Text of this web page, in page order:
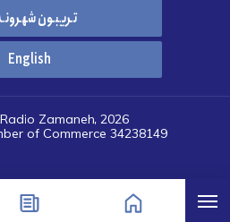
فهرست
تریبون
English
Zamaneh, 2026
of Commerce 34238149